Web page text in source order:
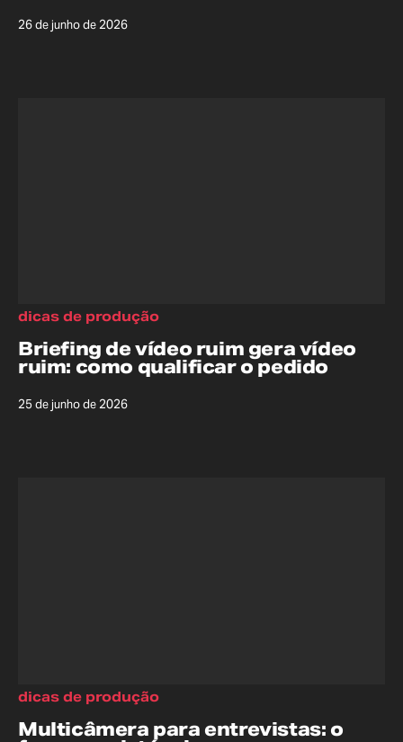
26 de junho de 2026
Briefing de vídeo ruim gera vídeo
ruim: como qualificar o pedido
25 de junho de 2026
dicas de produção
Multicâmera para entrevistas: o
dicas de produção